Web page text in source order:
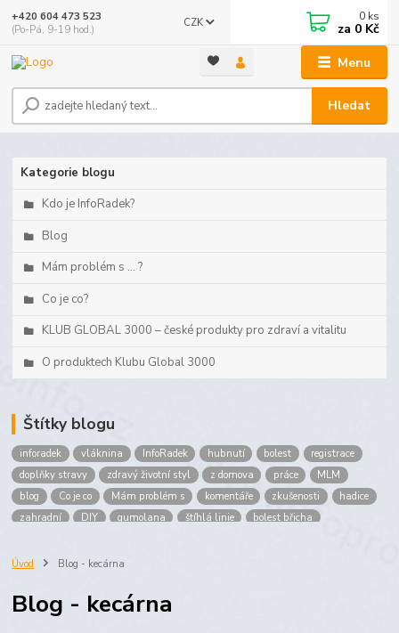
Menu
CZK
Hledat
+420 604 473 523
(Po-Pá, 9-19 hod.)
0 ks
za 0 Kč
Kategorie blogu
Kdo je InfoRadek?
Blog
Mám problém s ... ?
Co je co?
KLUB GLOBAL 3000 – české produkty pro zdraví a vitalitu
O produktech Klubu Global 3000
Štítky blogu
inforadek vláknina InfoRadek hubnutí bolest
registrace
doplňky stravy
zdravý životní styl z domova práce
MLM
blog
Co je co Mám problém s komentáře zkušenosti
hadice
zahradní
DIY gumolana štíhlá linie
bolest břicha
Prokloub
Vláknina
maltodextrin
škrob skrob
Úvod Blog - kecárna
Blog - kecárna